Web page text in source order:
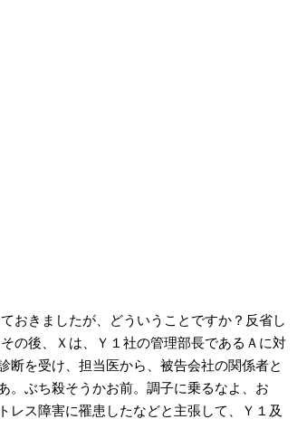
おきましたが、どういうことですか？反省し
の後、Ｘは、Ｙ１社の管理部長であるＡに対
断を受け、担当医から、被告会社の関係者と
。ぶち殺そうかお前。調子に乗るなよ、お
ス障害に罹患したなどと主張して、Ｙ１及